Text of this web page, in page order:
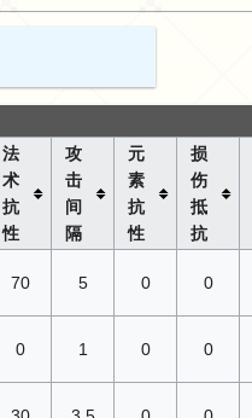
法
术
抗
性
攻
击
间
隔
元
素
抗
性
损
伤
抵
抗
70 5 0 0
0 1 0 0